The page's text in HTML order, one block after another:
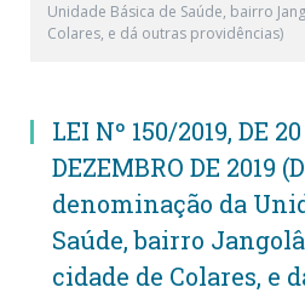
Unidade Básica de Saúde, bairro
Colares, e dá outras providências)
LEI Nº 150/2019, DE 20
DEZEMBRO DE 2019
denominação da
Saúde, bairro
cidade de Colares, e